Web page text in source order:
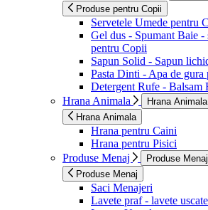
Produse pentru Copii
Servetele Umede pentru
Gel dus - Spumant Baie -
pentru Copii
Sapun Solid - Sapun
Pasta Dinti - Apa de gura
Detergent Rufe - Balsam
Hrana Animala
Hrana Animala
Hrana Animala
Hrana pentru Caini
Hrana pentru Pisici
Produse Menaj
Produse Menaj
Produse Menaj
Saci Menajeri
Lavete praf - lavete